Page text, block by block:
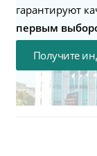
гарантируют
первым
Получите